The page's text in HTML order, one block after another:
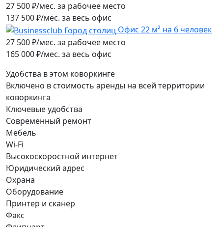
27 500₽/мес. за рабочее место
137 500 ₽/мес. за весь офис
Офис 22 м² на 6 человек
27 500₽/мес. за рабочее место
165 000 ₽/мес. за весь офис
Удобства в этом коворкинге
Включено в стоимость аренды на всей территории
коворкинга
Ключевые удобства
Современный ремонт
Мебель
Wi-Fi
Высокоскоростной интернет
Юридический адрес
Охрана
Оборудование
Принтер и сканер
Факс